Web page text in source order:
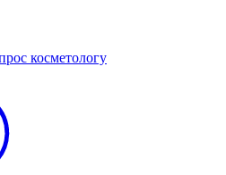
косметологу